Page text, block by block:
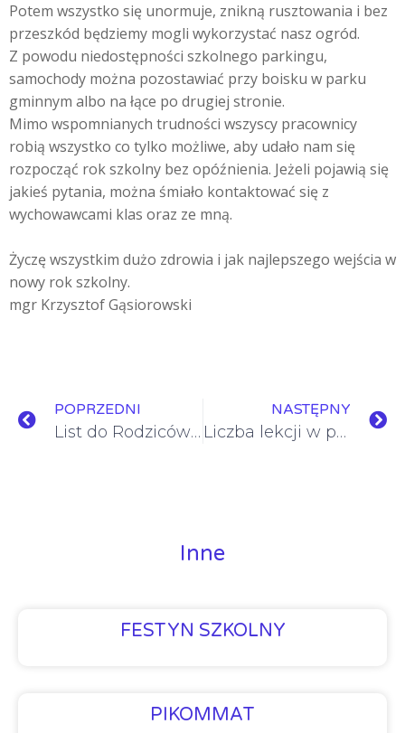
Potem wszystko się unormuje, znikną rusztowania i bez
przeszkód będziemy mogli wykorzystać nasz ogród.
Z powodu niedostępności szkolnego parkingu,
samochody można pozostawiać przy boisku w parku
gminnym albo na łące po drugiej stronie.
Mimo wspomnianych trudności wszyscy pracownicy
robią wszystko co tylko możliwe, aby udało nam się
rozpocząć rok szkolny bez opóźnienia. Jeżeli pojawią się
jakieś pytania, można śmiało kontaktować się z
wychowawcami klas oraz ze mną.
Życzę wszystkim dużo zdrowia i jak najlepszego wejścia w
nowy rok szkolny.
mgr Krzysztof Gąsiorowski
POPRZEDNI
List do Rodziców – czerwiec 2020
NASTĘPNY
Liczba lekcji w poszczególnych dniach
Inne
FESTYN SZKOLNY
PIKOMMAT